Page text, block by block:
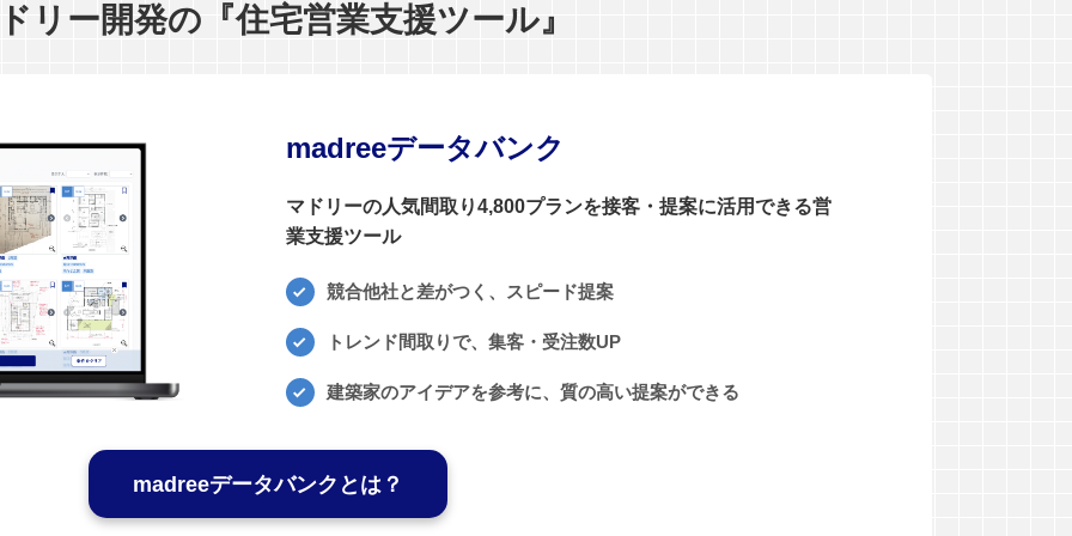
リー開発の『住宅営業支援ツール』
madreeデータバンク
マドリーの人気間取り4,800プランを接客・提案に活用できる営
業支援ツール
競合他社と差がつく、スピード提案
トレンド間取りで、集客・受注数UP
建築家のアイデアを参考に、質の高い提案ができる
madreeデータバンクとは？